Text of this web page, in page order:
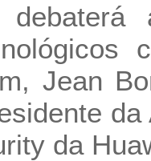
Jean
da